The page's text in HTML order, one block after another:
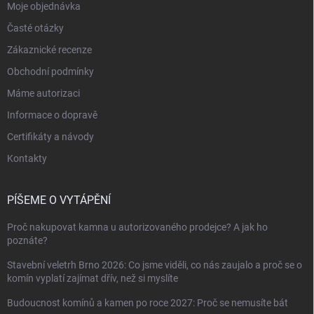
Moje objednávka
Časté otázky
Zákaznické recenze
Obchodní podmínky
Máme autorizaci
Informace o dopravě
Certifikáty a návody
Kontakty
PÍŠEME O VYTÁPĚNÍ
Proč nakupovat kamna u autorizovaného prodejce? A jak ho
poznáte?
Stavební veletrh Brno 2026: Co jsme viděli, co nás zaujalo a proč se o
komín vyplatí zajímat dřív, než si myslíte
Budoucnost komínů a kamen po roce 2027: Proč se nemusíte bát